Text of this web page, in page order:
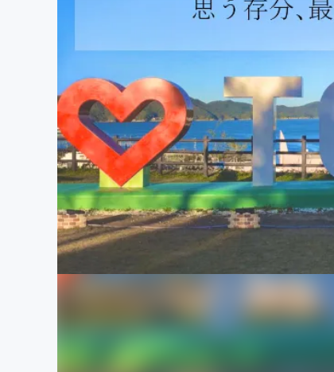
映像・映画
まちづくり・地域活性化